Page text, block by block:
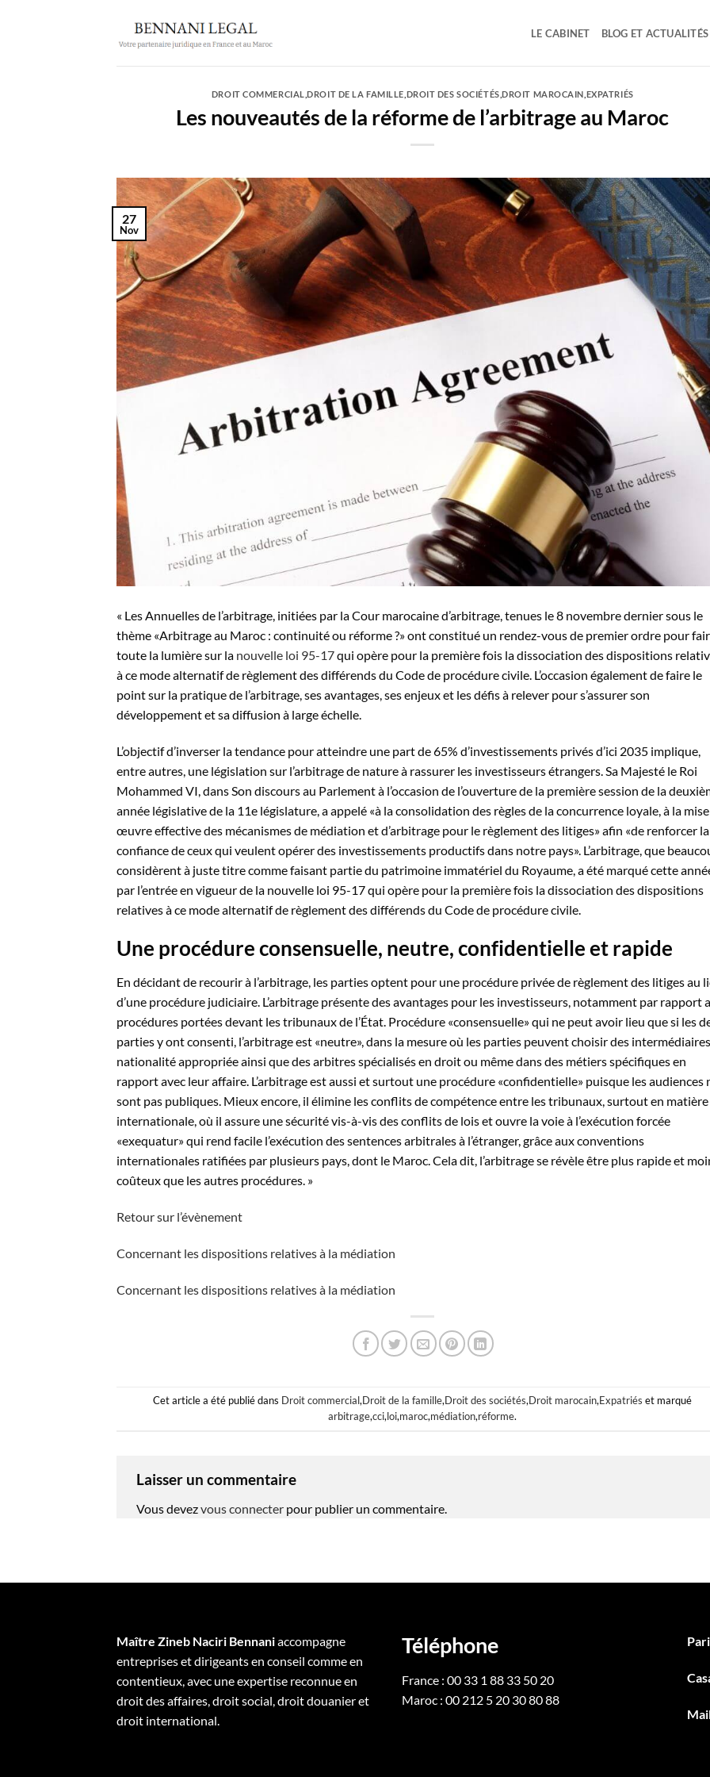
LE CABINET BLOG ET ACTUALITÉS
DROIT COMMERCIAL ,DROIT DE LA FAMILLE DROIT DES SOCIÉTÉS ,DROIT MAROCAIN EXPATRIÉS
Les nouveautés de la réforme de l’arbitrage au Maroc
27
Nov
« Les Annuelles de l’arbitrage, initiées par la Cour marocaine d’arbitrage, tenues le 8 novembre dernier sous le
thème «Arbitrage au Maroc : continuité ou réforme ?» ont constitué un rendez-vous de premier ordre pour
toute la lumière sur la nouvelle loi 95-17qui opère pour la première fois la dissociation des dispositions
à ce mode alternatif de règlement des différends du Code de procédure civile. L’occasion également de faire le
point sur la pratique de l’arbitrage, ses avantages, ses enjeux et les défis à relever pour s’assurer son
développement et sa diffusion à large échelle.
L’objectif d’inverser la tendance pour atteindre une part de 65% d’investissements privés d’ici 2035 implique,
entre autres, une législation sur l’arbitrage de nature à rassurer les investisseurs étrangers. Sa Majesté le Roi
Mohammed VI, dans Son discours au Parlement à l’occasion de l’ouverture de la première session de la
année législative de la 11e législature, a appelé «à la consolidation des règles de la concurrence loyale, à la
œuvre effective des mécanismes de médiation et d’arbitrage pour le règlement des litiges» afin «de renforcer la
confiance de ceux qui veulent opérer des investissements productifs dans notre pays». L’arbitrage, que
considèrent à juste titre comme faisant partie du patrimoine immatériel du Royaume, a été marqué cette
par l’entrée en vigueur de la nouvelle loi 95-17 qui opère pour la première fois la dissociation des dispositions
relatives à ce mode alternatif de règlement des différends du Code de procédure civile.
Une procédure consensuelle, neutre, confidentielle et rapide
En décidant de recourir à l’arbitrage, les parties optent pour une procédure privée de règlement des litiges au
d’une procédure judiciaire. L’arbitrage présente des avantages pour les investisseurs, notamment par rapport
procédures portées devant les tribunaux de l’État. Procédure «consensuelle» qui ne peut avoir lieu que si les
parties y ont consenti, l’arbitrage est «neutre», dans la mesure où les parties peuvent choisir des
nationalité appropriée ainsi que des arbitres spécialisés en droit ou même dans des métiers spécifiques en
rapport avec leur affaire. L’arbitrage est aussi et surtout une procédure «confidentielle» puisque les audiences
sont pas publiques. Mieux encore, il élimine les conflits de compétence entre les tribunaux, surtout en matière
internationale, où il assure une sécurité vis-à-vis des conflits de lois et ouvre la voie à l’exécution forcée
«exequatur» qui rend facile l’exécution des sentences arbitrales à l’étranger, grâce aux conventions
internationales ratifiées par plusieurs pays, dont le Maroc. Cela dit, l’arbitrage se révèle être plus rapide et
coûteux que les autres procédures. »
Retour sur l’évènement
Concernant les dispositions relatives à la médiation
Concernant les dispositions relatives à la médiation
Cet article a été publié dans Droit commercial,Droit de la famille,Droit des sociétés,Droit marocain,Expatriés et marqué
arbitrage,cci,loi,maroc,médiation,réforme.
Laisser un commentaire
Vous devezvous connecter pour publier un commentaire.
Maître Zineb Naciri Bennaniaccompagne
entreprises et dirigeants en conseil comme en
contentieux, avec une expertise reconnue en
droit des affaires, droit social, droit douanier et
droit international.
Téléphone
France : 00 33 1 88 33 50 20
Maroc : 00 212 5 20 30 80 88